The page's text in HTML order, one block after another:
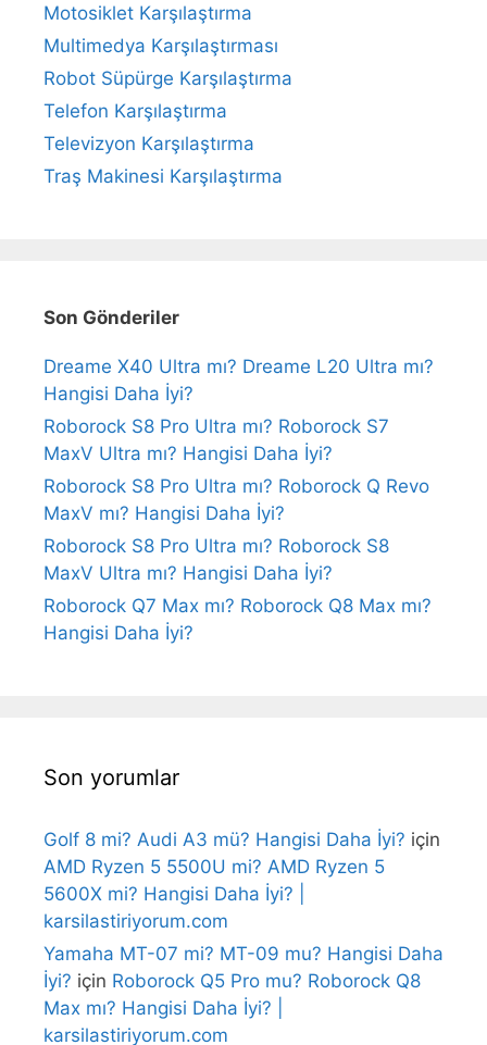
Motosiklet Karşılaştırma
Multimedya Karşılaştırması
Robot Süpürge Karşılaştırma
Telefon Karşılaştırma
Televizyon Karşılaştırma
Traş Makinesi Karşılaştırma
Son Gönderiler
Dreame X40 Ultra mı? Dreame L20 Ultra mı?
Hangisi Daha İyi?
Roborock S8 Pro Ultra mı? Roborock S7
MaxV Ultra mı? Hangisi Daha İyi?
Roborock S8 Pro Ultra mı? Roborock Q Revo
MaxV mı? Hangisi Daha İyi?
Roborock S8 Pro Ultra mı? Roborock S8
MaxV Ultra mı? Hangisi Daha İyi?
Roborock Q7 Max mı? Roborock Q8 Max mı?
Hangisi Daha İyi?
Son yorumlar
Golf 8 mi? Audi A3 mü? Hangisi Daha İyi? için
AMD Ryzen 5 5500U mi? AMD Ryzen 5
5600X mi? Hangisi Daha İyi? |
karsilastiriyorum.com
Yamaha MT-07 mi? MT-09 mu? Hangisi Daha
İyi? için Roborock Q5 Pro mu? Roborock Q8
Max mı? Hangisi Daha İyi? |
karsilastiriyorum.com